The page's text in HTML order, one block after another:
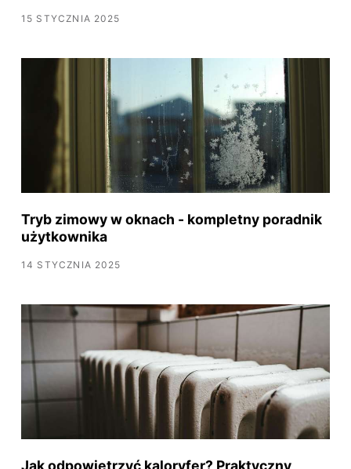
15 STYCZNIA 2025
Tryb zimowy w oknach - kompletny poradnik
użytkownika
14 STYCZNIA 2025